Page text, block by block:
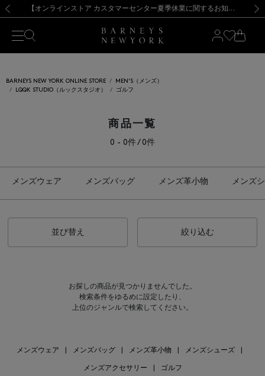
新規登録のお客様も対象！＜MY BARNEYS＞会員のお客様は11,000円（税込）以上のお買上げで常時送料無料！お買い物の際は会員登録を！
【夏季休業に伴う出荷一時停止のお知らせ】(2026.8.7) 【オンラインストア カスタマーセンター夏季休業に関するお知らせ】（2026.8.7）
【夏季休業に伴う返品・交換承り一時停止のお知らせ】（2026.8.5）
熊本県を中心とした地震の影響によるお荷物のお届けについて
【開催中】SUMMER SALEのご案内・ご注意事項 新規登録のお客様も対象！＜MY BARNEYS＞会員のお客様は11,000円（税込）以上のお買上げで常時送料無料！お買い物の際は会員登録を！
【夏季休業に伴う出荷一時停止のお知らせ】(2026.8.7)
BARNEYS NEW YORK ONLINE STORE
MEN'S（メンズ）
LQQK STUDIO（ルックスタジオ）
ゴルフ
商品一覧
0 - 0件 / 0件
メンズウェア メンズバッグ メンズ革小物 メンズ
並び替え 絞り込む
お探しの商品が見つかりませんでした。
検索条件をゆるめに設定したり、
上位のジャンルで検索してください。
メンズウェア メンズバッグ メンズ革小物 メンズシューズ
メンズアクセサリー ゴルフ